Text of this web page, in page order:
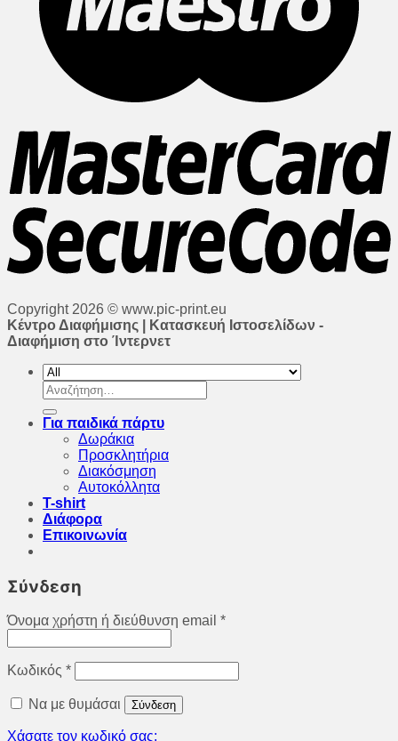
Copyright 2026 © www.pic-print.eu
Κέντρο Διαφήμισης | Κατασκευή Ιστοσελίδων -
Διαφήμιση στο Ίντερνετ
Αναζήτηση
για:
Για παιδικά πάρτυ
Δωράκια
Προσκλητήρια
Διακόσμηση
Αυτοκόλλητα
T-shirt
Διάφορα
Επικοινωνία
Σύνδεση
Όνομα χρήστη ή διεύθυνση email *
Κωδικός *
Να με θυμάσαι Σύνδεση
Χάσατε τον κωδικό σας;